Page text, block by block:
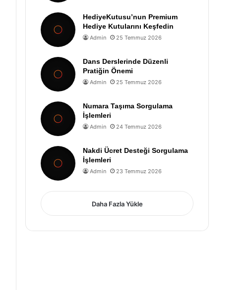
HediyeKutusu’nun Premium
Hediye Kutularını Keşfedin
Admin 25 Temmuz 2026
Dans Derslerinde Düzenli
Pratiğin Önemi
Admin 25 Temmuz 2026
Numara Taşıma Sorgulama
İşlemleri
Admin 24 Temmuz 2026
Nakdi Ücret Desteği Sorgulama
İşlemleri
Admin 23 Temmuz 2026
Daha Fazla Yükle